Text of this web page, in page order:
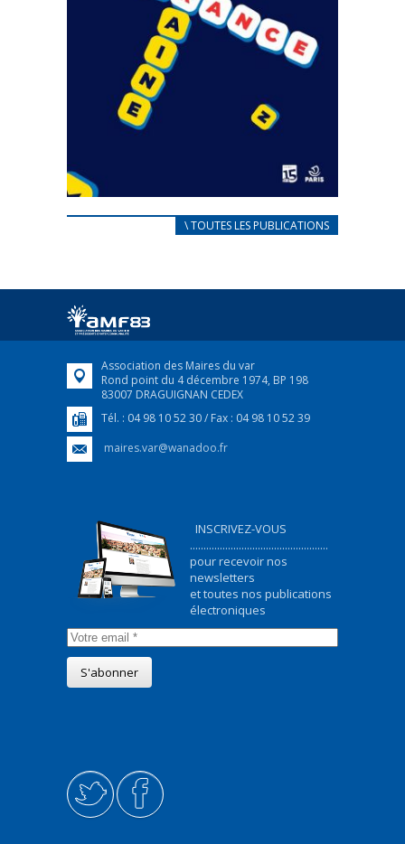
CARNET D’ACCUEIL
Afin d’accompagner au mieux les réfugiés
FEUILLETER
\ TOUTES LES PUBLICATIONS
Association des Maires du var
Rond point du 4 décembre 1974, BP 198
83007 DRAGUIGNAN CEDEX
Tél. : 04 98 10 52 30 / Fax : 04 98 10 52 39
maires.var@wanadoo.fr
INSCRIVEZ-VOUS
...................................................
pour recevoir nos
newsletters
et toutes nos publications
électroniques